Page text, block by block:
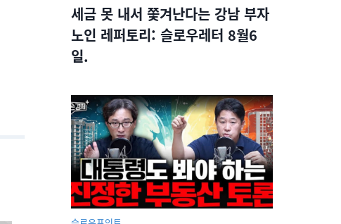
세금 못 내서 쫓겨난다는 강남 부자
노인 레퍼토리: 슬로우레터 8월6
일.